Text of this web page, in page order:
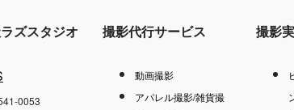
ズスタジオ
0053
撮影代行サービス
動画撮影
アパレル撮影/雑貨撮
撮影